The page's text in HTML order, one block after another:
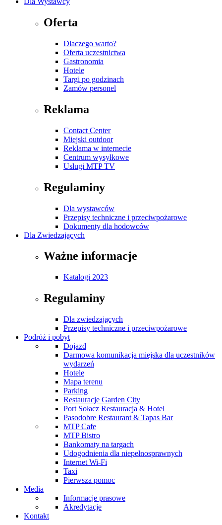
Oferta
Dlaczego warto?
Oferta uczestnictwa
Gastronomia
Hotele
Targi po godzinach
Zamów personel
Reklama
Contact Center
Miejski outdoor
Reklama w internecie
Centrum wysyłkowe
Usługi MTP TV
Regulaminy
Dla wystawców
Przepisy techniczne i przeciwpożarowe
Dokumenty dla hodowców
Dla Zwiedzających
Ważne informacje
Katalogi 2023
Regulaminy
Dla zwiedzających
Przepisy techniczne i przeciwpożarowe
Podróż i pobyt
Dojazd
Darmowa komunikacja miejska dla uczestników
wydarzeń
Hotele
Mapa terenu
Parking
Restauracje Garden City
Port Sołacz Restauracja & Hotel
Pasodobre Restaurant & Tapas Bar
MTP Cafe
MTP Bistro
Bankomaty na targach
Udogodnienia dla niepełnosprawnych
Internet Wi-Fi
Taxi
Pierwsza pomoc
Media
Informacje prasowe
Akredytacje
Kontakt